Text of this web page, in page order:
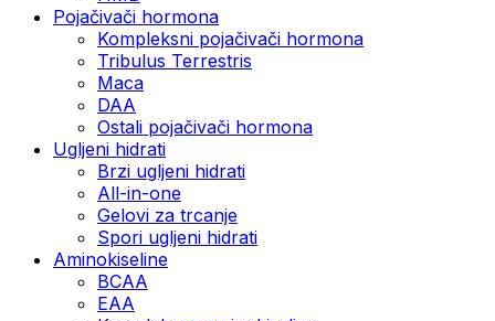
Pojačivači hormona
Kompleksni pojačivači hormona
Tribulus Terrestris
Maca
DAA
Ostali pojačivači hormona
Ugljeni hidrati
Brzi ugljeni hidrati
All-in-one
Gelovi za trcanje
Spori ugljeni hidrati
Aminokiseline
BCAA
ЕАА